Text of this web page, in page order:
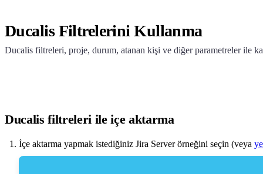
DucalisFiltrelerini Kullanma
Ducalis filtreleri, proje, durum, atanan kişi ve diğer parametreler ile
Ducalis filtreleri ile içe aktarma
İçe aktarma yapmak istediğiniz Jira Server örneğini seçin (veya